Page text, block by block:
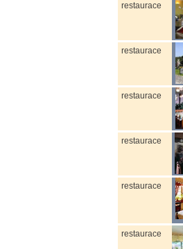
restaurace
restaurace
restaurace
restaurace
restaurace
restaurace